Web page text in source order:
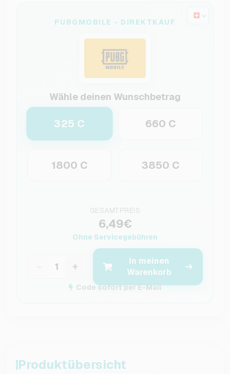
PUBGMOBILE - DIREKTKAUF
Wähle deinen Wunschbetrag
325 C 660 C
1800 C 3850 C
GESAMTPREIS
6,49€
Ohne Servicegebühren
+
In meinen
Warenkorb
Code sofort per E-Mail
Produktübersicht